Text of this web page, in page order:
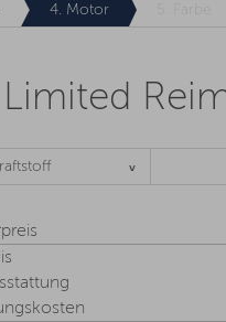
4. Motor